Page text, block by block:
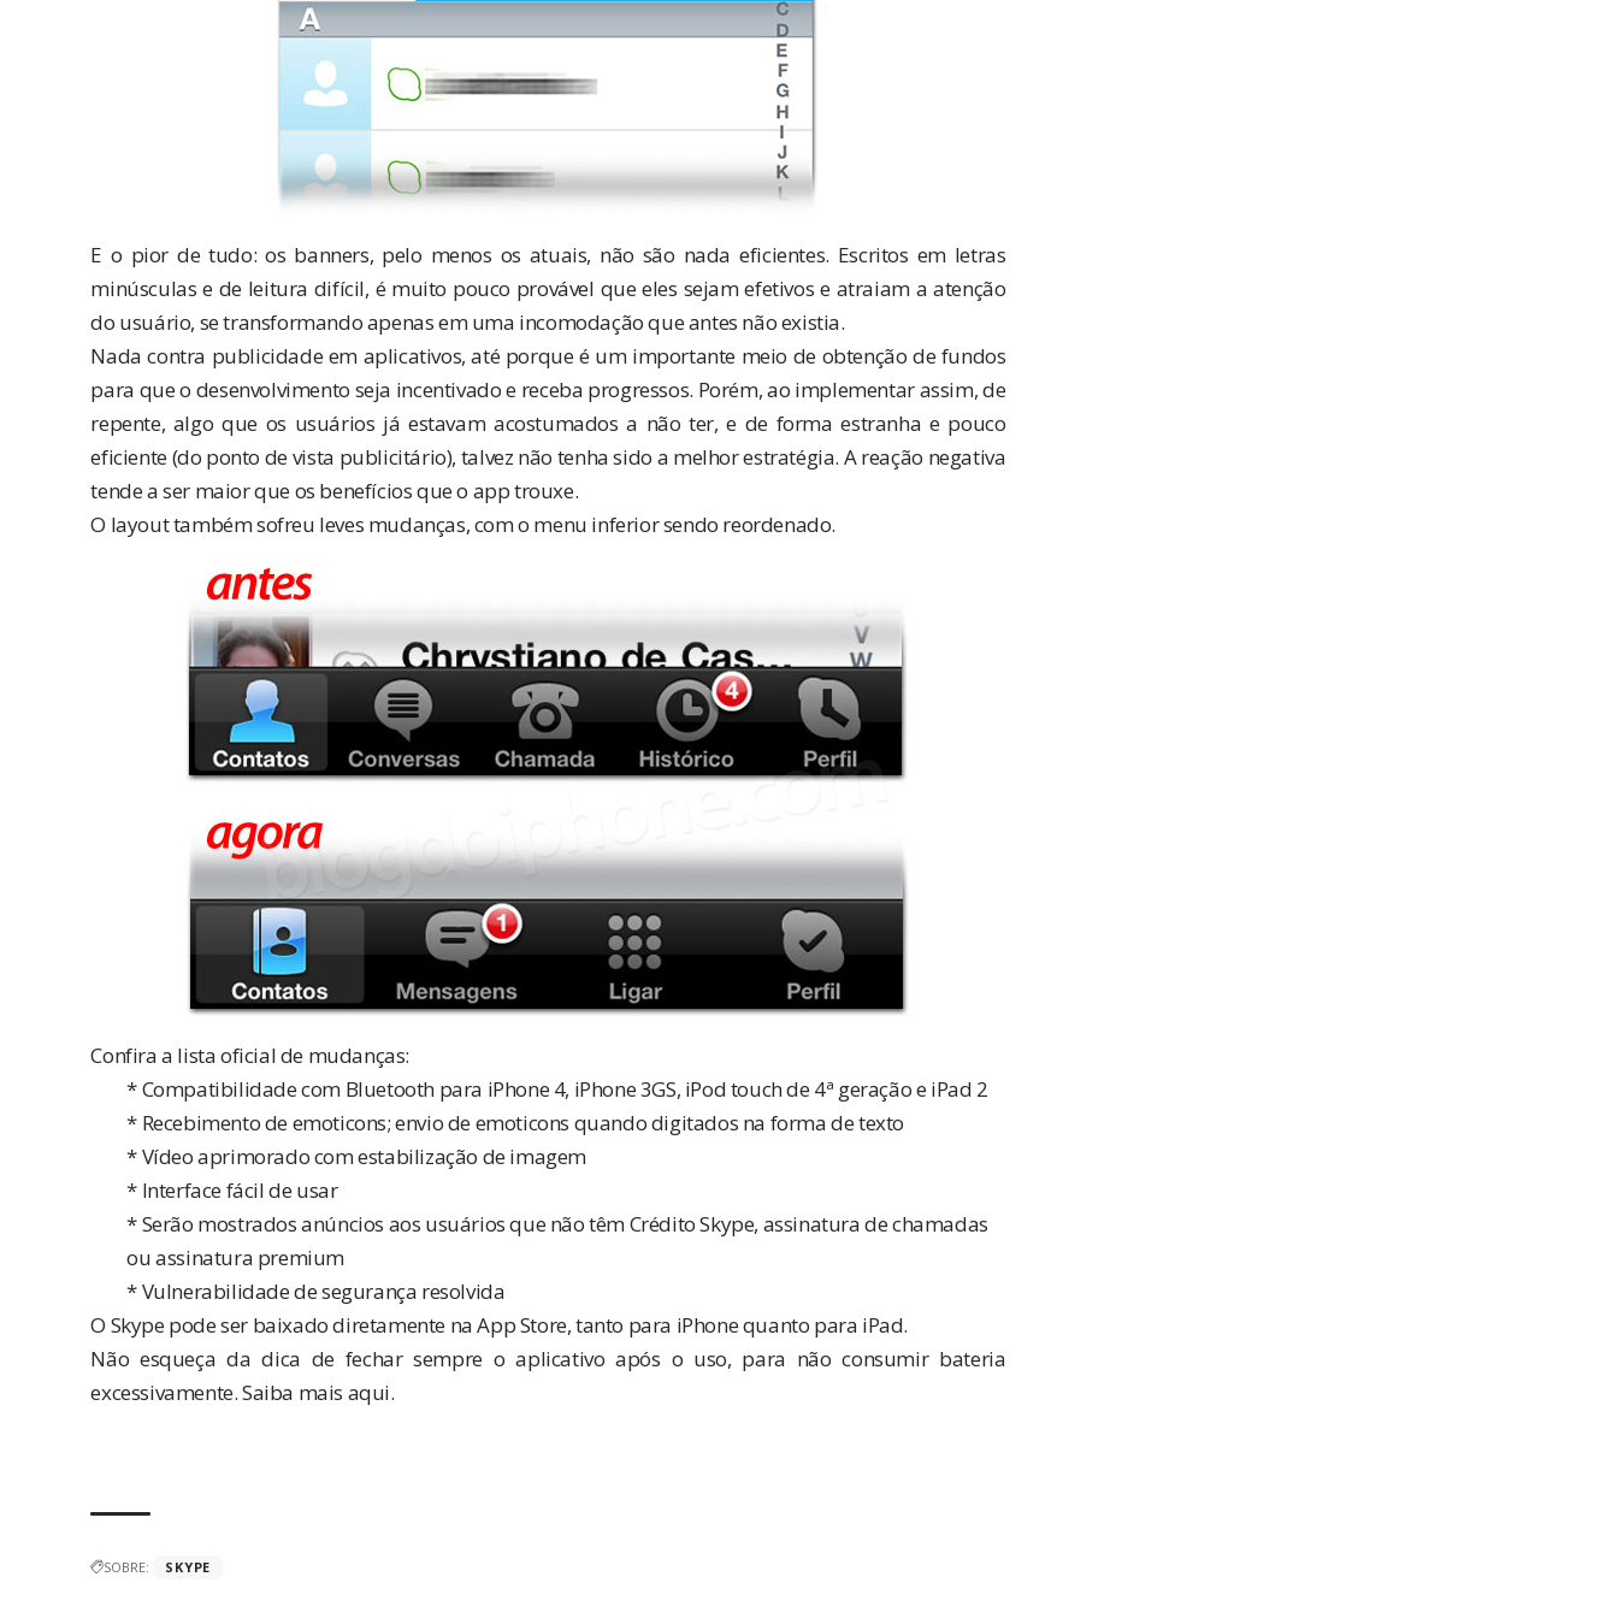
E o pior de tudo: os banners, pelo menos os atuais, não são nada eficientes. Escritos em letras
minúsculas e de leitura difícil, é muito pouco provável que eles sejam efetivos e atraiam a atenção
do usuário, se transformando apenas em uma incomodação que antes não existia.
Nada contra publicidade em aplicativos, até porque é um importante meio de obtenção de fundos
para que o desenvolvimento seja incentivado e receba progressos. Porém, ao implementar assim, de
repente, algo que os usuários já estavam acostumados a não ter, e de forma estranha e pouco
eficiente (do ponto de vista publicitário), talvez não tenha sido a melhor estratégia. A reação negativa
tende a ser maior que os benefícios que o app trouxe.
O layout também sofreu leves mudanças, com o menu inferior sendo reordenado.
Confira a lista oficial de mudanças:
* Compatibilidade com Bluetooth para iPhone 4, iPhone 3GS, iPod touch de 4ª geração e iPad 2
* Recebimento de emoticons; envio de emoticons quando digitados na forma de texto
* Vídeo aprimorado com estabilização de imagem
* Interface fácil de usar
* Serão mostrados anúncios aos usuários que não têm Crédito Skype, assinatura de chamadas
ou assinatura premium
* Vulnerabilidade de segurança resolvida
O Skype pode ser baixado diretamente na App Store, tanto para iPhonequanto para iPad.
Não esqueça da dica de fechar sempre o aplicativo após o uso, para não consumir bateria
excessivamente. Saiba mais aqui.
SOBRE: SKYPE